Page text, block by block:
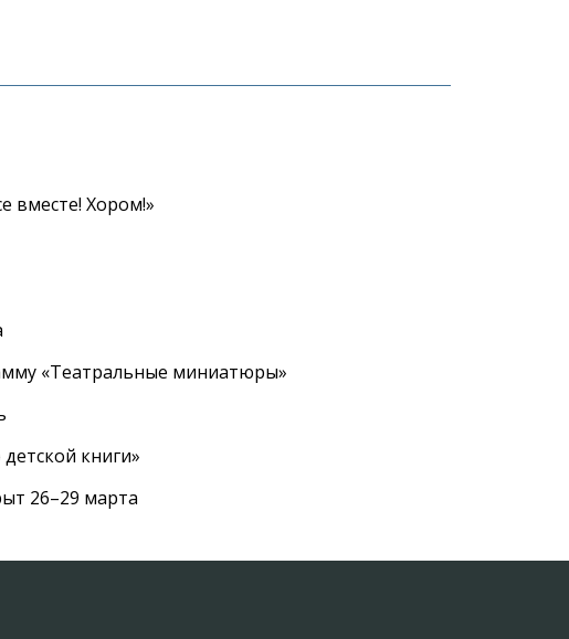
вместе! Хором!»
«Театральные миниатюры»
книги»
26–29 марта